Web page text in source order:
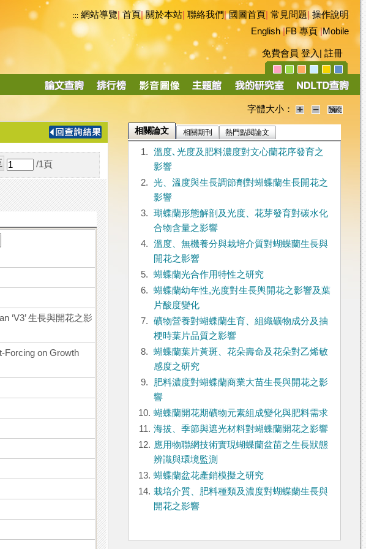
::: 網站導覽|首頁|關於本站 聯絡我們|國圖首頁 常見問題|操作說明
English|FB 專頁|Mobile
免費會員 登入 註冊
導
字體大小：
/1 頁
‘V3’ 生長與開花之影
Forcing on Growth
相關論文 相關期刊 熱門點閱論文
1.
溫度､光度及肥料濃度對文心蘭花序發育之
影響
2.
光、溫度與生長調節劑對蝴蝶蘭生長開花之
影響
3.
瑚蝶蘭形態解剖及光度、花芽發育對碳水化
合物含量之影響
4.
溫度、無機養分與栽培介質對蝴蝶蘭生長與
開花之影響
5.
蝴蝶蘭光合作用特性之研究
6.
蝴蝶蘭幼年性,光度對生長輿開花之影響及葉
片酸度變化
7.
礦物營養對蝴蝶蘭生育、組織礦物成分及抽
梗時葉片品質之影響
8.
蝴蝶蘭葉片黃斑、花朵壽命及花朵對乙烯敏
感度之研究
9.
肥料濃度對蝴蝶蘭商業大苗生長與開花之影
響
10. 蝴蝶蘭開花期礦物元素組成變化與肥料需求
11. 海拔、季節與遮光材料對蝴蝶蘭開花之影響
12. 應用物聯網技術實現蝴蝶蘭盆苗之生長狀態
辨識與環境監測
13. 蝴蝶蘭盆花產銷模擬之研究
14. 栽培介質、肥料種類及濃度對蝴蝶蘭生長與
開花之影響